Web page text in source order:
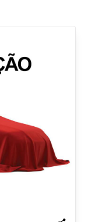
site, utilize os
diminuir) no seu
Fechar